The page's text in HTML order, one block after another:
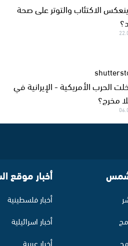
الاكتئاب والتوتر على صحة
الحرب الأمريكية - الإيرانية في
مخرج؟
أخبار موقع
أخبار فلسطينية
أخبار اسرائيلية
أخبار عربية